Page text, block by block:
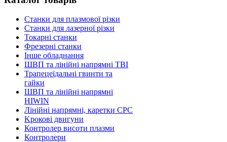
Станки для плазмової різки
Станки для лазерної різки
Токарні станки
Фрезерні станки
Інше обладнання
ШВП та лінійні напрямні TBI
Трапецеїдальні гвинти та
гайки
ШВП та лінійні напрямні
HIWIN
Лінійні напрямні, каретки CPC
Kрокові двигуни
Контролер висоти плазми
Контролери